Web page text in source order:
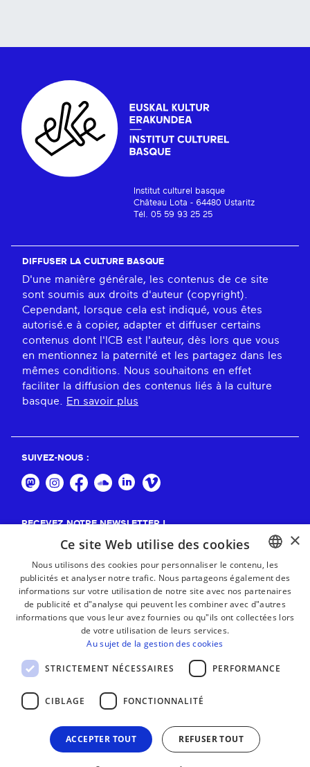
Institut culturel basque
Château Lota - 64480 Ustaritz
Tél. 05 59 93 25 25
DIFFUSER LA CULTURE BASQUE
D'une manière générale, les contenus de ce site
sont soumis aux droits d'auteur (copyright).
Cependant, lorsque cela est indiqué, vous êtes
autorisé.e à copier, adapter et diffuser certains
contenus dont l'ICB est l'auteur, dès lors que vous
en mentionnez la paternité et les partagez dans les
mêmes conditions. Nous souhaitons en effet
faciliter la diffusion des contenus liés à la culture
basque. En savoir plus
SUIVEZ-NOUS :
RECEVEZ NOTRE NEWSLETTER !
BASQUE
FRENCH
×
Ce site Web utilise des cookies
Nous utilisons des cookies pour personnaliser le contenu, les
publicités et analyser notre trafic. Nous partageons également des
informations sur votre utilisation de notre site avec nos partenaires
de publicité et d"analyse qui peuvent les combiner avec d"autres
informations que vous leur avez fournies ou qu"ils ont collectées lors
de votre utilisation de leurs services.
Au sujet de la gestion des cookies
STRICTEMENT NÉCESSAIRES PERFORMANCE
CIBLAGE FONCTIONNALITÉ
ACCEPTER TOUT REFUSER TOUT